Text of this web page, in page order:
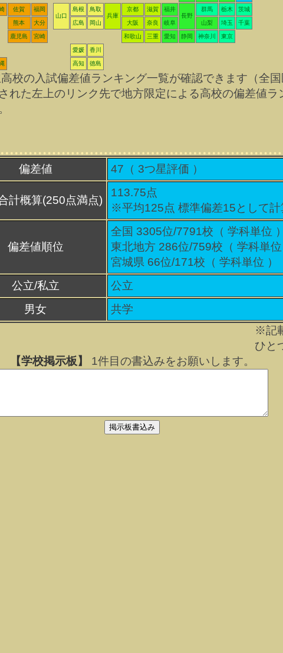
佐賀
福岡
山口
島根
鳥取
兵庫
京都 滋賀
福井
長野
群馬 栃木 茨城
熊本 大分 広島 岡山 大阪 奈良 岐阜 山梨 埼玉 千葉
鹿児島 宮崎 和歌山 三重 愛知 静岡 神奈川 東京
愛媛 香川
高知 徳島
の入試偏差値ランキング一覧が確認できます（全国
れた左上のリンク先で地方限定による高校の偏差値
偏差値 47（ 3つ星評価 ）
計概算(250点満点)
113.75点
※平均125点 標準偏差15として計
偏差値順位
全国 3305位/7791校（ 学科単位 ）
東北地方 286位/759校（ 学科単位
宮城県 66位/171校（ 学科単位 ）
公立/私立
公立
男女
共学
※記
ひと
【学校掲示板】
1件目の書込みをお願いします。